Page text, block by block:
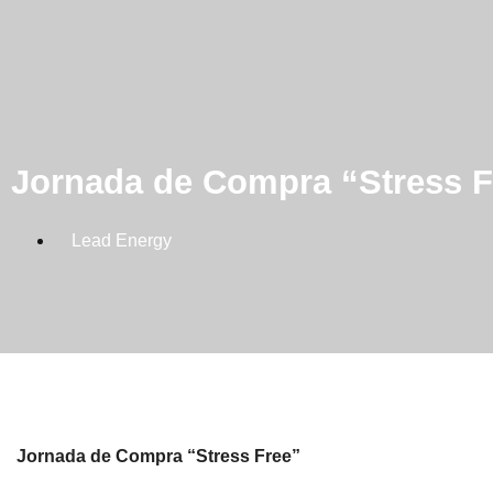
Jornada de Compra “Stress
Lead Energy
Jornada de Compra “Stress Free”